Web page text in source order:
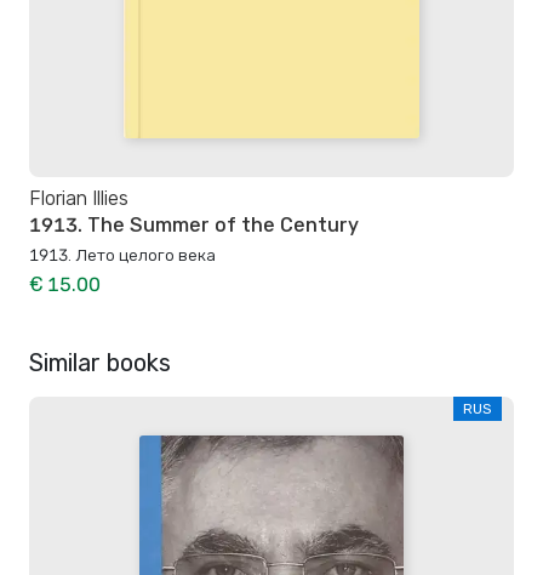
Florian Illies
1913. The Summer of the Century
1913. Лето целого века
€ 15.00
Similar books
RUS